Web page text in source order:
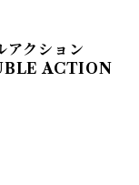
アクション
ACTION